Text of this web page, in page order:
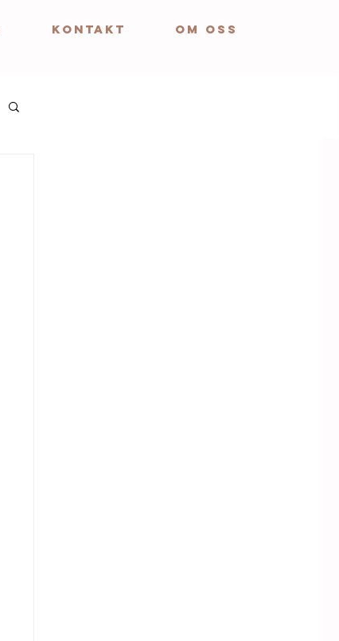
KONTAKT OM OSS